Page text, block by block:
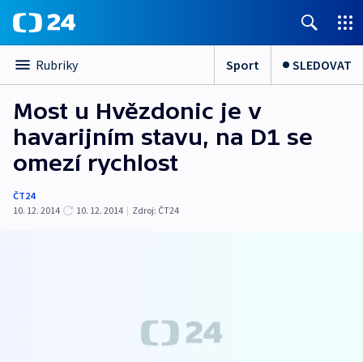
Rubriky Sport SLEDOVAT
Most u Hvězdonic je v
havarijním stavu, na D1 se
omezí rychlost
ČT24
10. 12. 2014
10. 12. 2014 | Zdroj: ČT24